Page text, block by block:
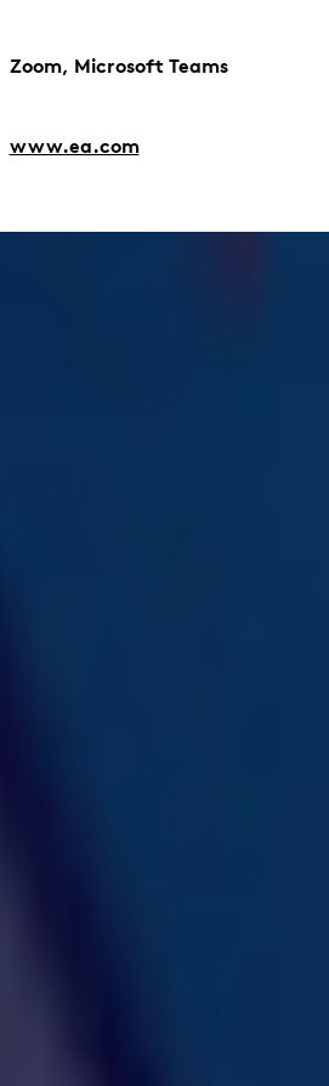
Zoom, Microsoft Teams
www.ea.com